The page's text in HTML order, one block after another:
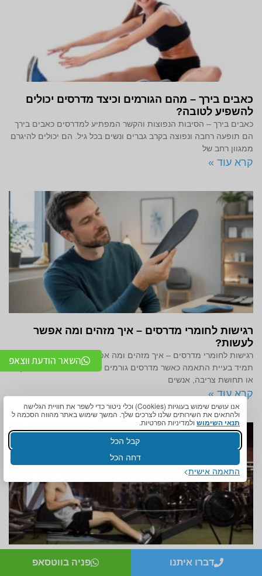
אנו עושים שימוש בעוגיות (Cookies) וכלי ניטור כדי לשפר את חוויית הגלישה
ולהתאים את השירותים שלנו לצרכים שלך. המשך שימוש באתר מהווה הסכמה ל
תנאי השימוש ולמדיניות הפרטיות.
קבל הכל
דחה הכל
התאמה אישית
כאבים בירך – מהם הגורמים וכיצד מדרסים יכולים
להשפיע לטובה?
כאבים בירך – הסיבות הנפוצות והקשר המפתיע למדרסים כאבים בירך
הם תופעה רחבה ונפוצה בקרב גברים ונשים בכל גיל. הם יכולים להיגרם
ממגוון רחב של
קרא עוד »
רגישות לחומרי מדרסים – איך מזהים ומה אפשר
לעשות?
רגישות לחומרי מדרסים – איך מזהים ומה אפשר לעשות? אי נוחות אינה
תמיד בעיית התאמה כאשר מדרסים גורמים לאדמומיות, גרד, שפשוף
או תחושת צריבה, אנשים
קרא עוד »
טיפול בעצירות טבעי – פתרונות הוליסטיים
השאר הודעת ווצאפ
דברו איתנו פניה בווטסאפ